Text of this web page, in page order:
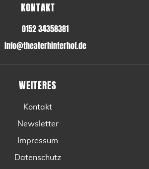
KONTAKT
0152 34358381
info@theaterhinterhof.de
WEITERES
Kontakt
Newsletter
Impressum
Datenschutz